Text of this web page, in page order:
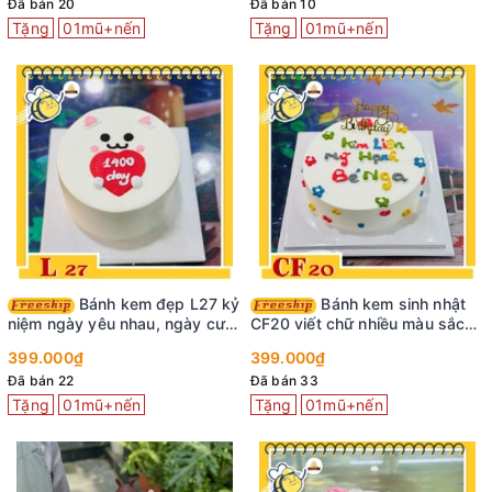
Đã bán 20
Tặng 01mũ+nến
Đã bán 10
Tặng 01mũ+nến
Bánh kem đẹp L27 kỷ
niệm ngày yêu nhau, ngày cưới
399.000₫
Đã bán 22
Tặng 01mũ+nến
CF20 viết chữ nhiều màu sắc
399.000₫
Đã bán 33
Tặng 01mũ+nến